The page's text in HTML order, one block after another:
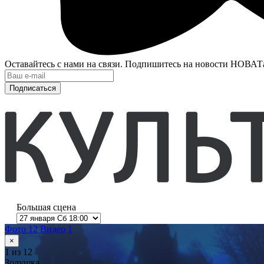
Оставайтесь с нами на связи. Подпишитесь на новости
Подписаться
Большая сцена
Фото 12 Видео 1
×
1 из 12